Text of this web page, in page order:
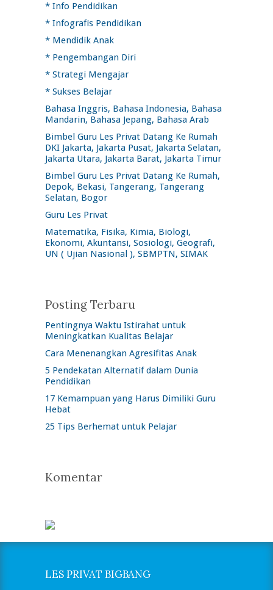
* Info Pendidikan
* Infografis Pendidikan
* Mendidik Anak
* Pengembangan Diri
* Strategi Mengajar
* Sukses Belajar
Bahasa Inggris, Bahasa Indonesia, Bahasa
Mandarin, Bahasa Jepang, Bahasa Arab
Bimbel Guru Les Privat Datang Ke Rumah
DKI Jakarta, Jakarta Pusat, Jakarta Selatan,
Jakarta Utara, Jakarta Barat, Jakarta Timur
Bimbel Guru Les Privat Datang Ke Rumah,
Depok, Bekasi, Tangerang, Tangerang
Selatan, Bogor
Guru Les Privat
Matematika, Fisika, Kimia, Biologi,
Ekonomi, Akuntansi, Sosiologi, Geografi,
UN ( Ujian Nasional ), SBMPTN, SIMAK
Posting Terbaru
Pentingnya Waktu Istirahat untuk
Meningkatkan Kualitas Belajar
Cara Menenangkan Agresifitas Anak
5 Pendekatan Alternatif dalam Dunia
Pendidikan
17 Kemampuan yang Harus Dimiliki Guru
Hebat
25 Tips Berhemat untuk Pelajar
Komentar
LES PRIVAT BIGBANG